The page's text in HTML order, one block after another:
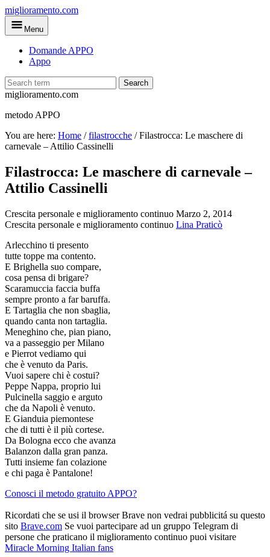
Skip
to
main
miglioramento.com
Menu
Domande APPO
Appo
Search
miglioramento.com
metodo APPO
You are here: Home /filastrocche /Filastrocca: Le maschere di
carnevale – Attilio Cassinelli
Filastrocca: Le maschere di carnevale –
Attilio Cassinelli
Crescita personale e miglioramento continuo Marzo 2, 2014
Crescita personale e miglioramento continuo Lina Praticò
Arlecchino ti presento
tutte toppe ma contento.
E Brighella suo compare,
cosa pensa di brigare?
Scaramuccia faccia buffa
sempre pronto a far baruffa.
E Tartaglia che non sbaglia,
quando canta non tartaglia.
Meneghino che, pian piano,
va a passeggio per Milano
e Pierrot vediamo qui
che è venuto da Paris.
Vuoi sapere chi è costui?
Peppe Nappa, proprio lui
Pulcinella saggio e arguto
che da Napoli è venuto.
E Gianduia piemontese
che di tutti è il più cortese.
Da Bologna ecco che avanza
Balanzon dalla gran panza.
Tutti insieme fan colazione
e chi paga è Pantalone!
Conosci il metodo gratuito APPO?
Ricordati che se usi il browser Brave non vedrai pubblicitá su questo
sito Brave.com Se vuoi partecipare ad un gruppo Telegram di
persone che praticano il miglioramento continuo puoi visitare
Miracle Morning Italian fans